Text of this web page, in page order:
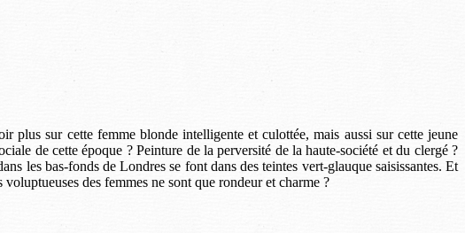
plus sur cette femme blonde intelligente et culottée, mais aussi sur cette jeune
de cette époque ? Peinture de la perversité de la haute-société et du clergé ?
les bas-fonds de Londres se font dans des teintes vert-glauque saisissantes. Et
des femmes ne sont que rondeur et charme ?